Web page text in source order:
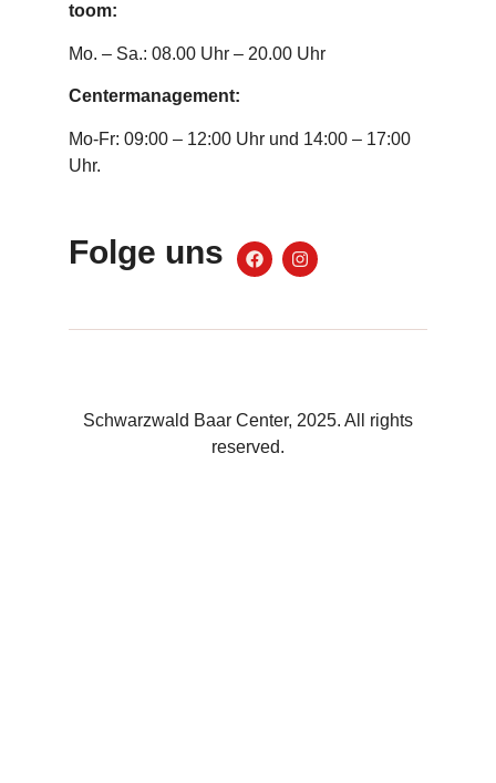
toom:
Mo. – Sa.: 08.00 Uhr – 20.00 Uhr
Centermanagement:
Mo-Fr: 09:00 – 12:00 Uhr und 14:00 – 17:00
Uhr.
Folge uns
Schwarzwald Baar Center, 2025. All rights
reserved.